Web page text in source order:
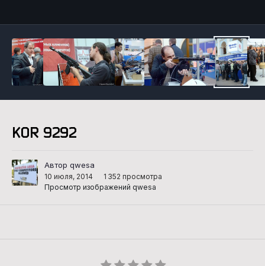
KOR 9292
Автор qwesa
10 июля, 2014
1 352 просмотра
Просмотр изображений qwesa